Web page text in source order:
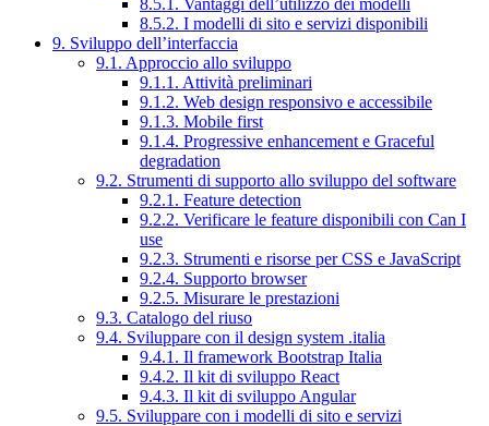
8.5.1. Vantaggi dell’utilizzo dei modelli
8.5.2. I modelli di sito e servizi disponibili
9. Sviluppo dell’interfaccia
9.1. Approccio allo sviluppo
9.1.1. Attività preliminari
9.1.2. Web design responsivo e accessibile
9.1.3. Mobile first
9.1.4. Progressive enhancement e Graceful
degradation
9.2. Strumenti di supporto allo sviluppo del software
9.2.1. Feature detection
9.2.2. Verificare le feature disponibili con Can I
use
9.2.3. Strumenti e risorse per CSS e JavaScript
9.2.4. Supporto browser
9.2.5. Misurare le prestazioni
9.3. Catalogo del riuso
9.4. Sviluppare con il design system .italia
9.4.1. Il framework Bootstrap Italia
9.4.2. Il kit di sviluppo React
9.4.3. Il kit di sviluppo Angular
9.5. Sviluppare con i modelli di sito e servizi